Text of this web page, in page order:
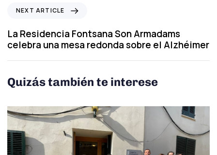
A
r
t
c
e
x
t
A
r
i
l
e
NEXT ARTICLE
La Residencia Fontsana Son Armadams
celebra una mesa redonda sobre el Alzhéimer
Quizás también te interese